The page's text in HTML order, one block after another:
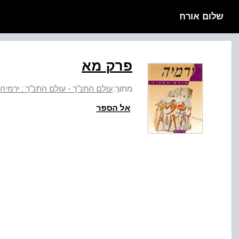
שלום אורח
פרק מא
מתוך:עולם התנ"ך - עולם התנ"ך : ירמיה
אל הספר